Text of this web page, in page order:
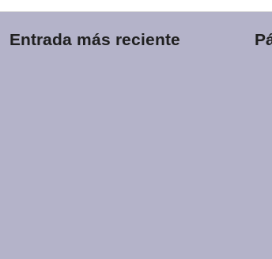
Entrada más reciente